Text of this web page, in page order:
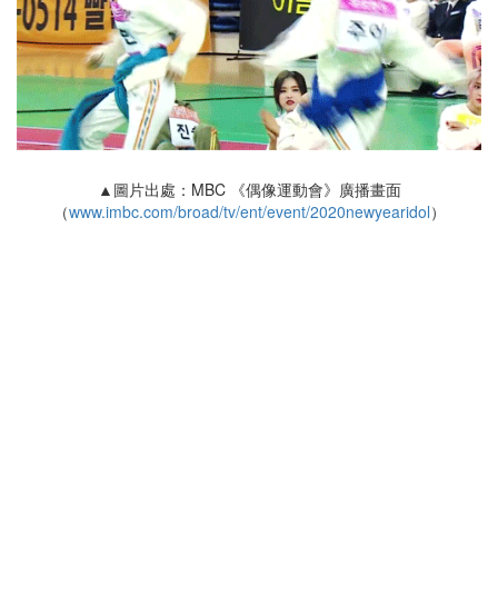
▲圖片出處：MBC 《偶像運動會》廣播畫面
（www.imbc.com/broad/tv/ent/event/2020newyearidol）